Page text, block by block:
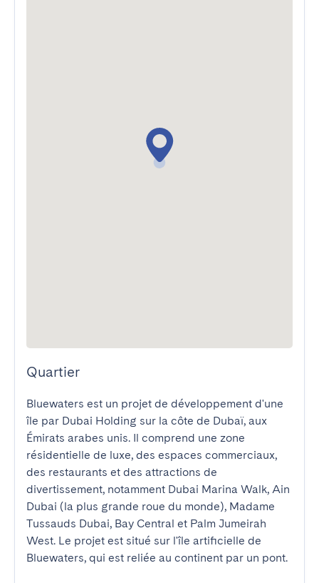
Quartier
Bluewaters est un projet de développement d'une
île par Dubai Holding sur la côte de Dubaï, aux
Émirats arabes unis. Il comprend une zone
résidentielle de luxe, des espaces commerciaux,
des restaurants et des attractions de
divertissement, notamment Dubai Marina Walk, Ain
Dubai (la plus grande roue du monde), Madame
Tussauds Dubai, Bay Central et Palm Jumeirah
West. Le projet est situé sur l'île artificielle de
Bluewaters, qui est reliée au continent par un pont.